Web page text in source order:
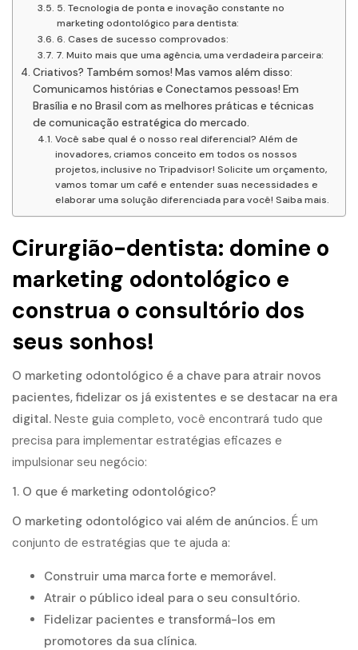
5. Tecnologia de ponta e inovação constante no
marketing odontológico para dentista:
6. Cases de sucesso comprovados:
7. Muito mais que uma agência, uma verdadeira parceira:
Criativos? Também somos! Mas vamos além disso:
Comunicamos histórias e Conectamos pessoas! Em
Brasília e no Brasil com as melhores práticas e técnicas
de comunicação estratégica do mercado.
Você sabe qual é o nosso real diferencial? Além de
inovadores, criamos conceito em todos os nossos
projetos, inclusive no Tripadvisor! Solicite um orçamento,
vamos tomar um café e entender suas necessidades e
elaborar uma solução diferenciada para você! Saiba mais.
Cirurgião-dentista: domine o
marketing odontológico e
construa o consultório dos
seus sonhos!
O marketing odontológico é a chave para atrair novos
pacientes, fidelizar os já existentes e se destacar na era
digital. Neste guia completo, você encontrará tudo que
precisa para implementar estratégias eficazes e
impulsionar seu negócio:
1. O que é marketing odontológico?
O marketing odontológico vai além de anúncios. É um
conjunto de estratégias que te ajuda a:
Construir uma marca forte e memorável.
Atrair o público ideal para o seu consultório.
Fidelizar pacientes e transformá-los em
promotores da sua clínica.